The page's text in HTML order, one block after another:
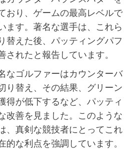
おり、ゲームの最高レベルで
ます。著名な選手は、これら
替えた後、パッティングパフ
されたと報告しています。
なゴルファーはカウンターバ
り替え、その結果、グリーン
得が低下するなど、パッティ
改善を見ました。このような
、真剣な競技者にとってこれ
的な利点を強調しています。